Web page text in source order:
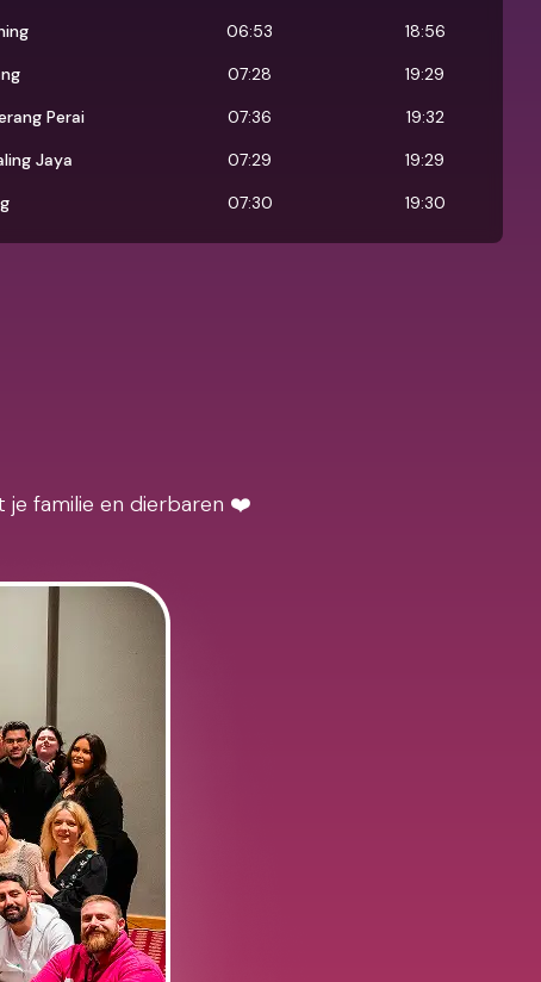
06:53
18:56
07:28
19:29
Perai
07:36
19:32
Jaya
07:29
19:29
07:30 19:30
je familie en dierbaren ❤️